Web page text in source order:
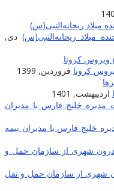
میلاد ریحانه‌النبی(س) دی,
کرونا فروردین, 1399
اردیبهشت, 1401
خلیج فارس با مدیران بیمه
شهری از سازمان حمل و نقل